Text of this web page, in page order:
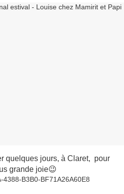
quelques jours, à Claret, pour
grande joie😉